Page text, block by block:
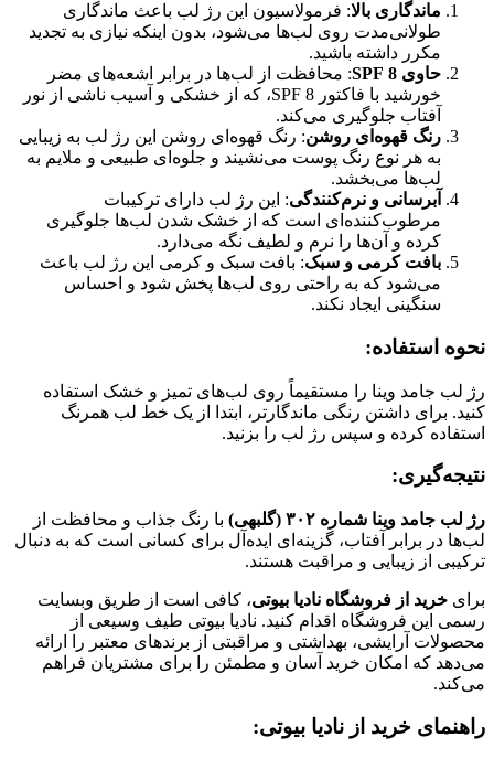
ماندگاری بالا: فرمولاسیون این رژ لب باعث ماندگاری
طولانی‌مدت روی لب‌ها می‌شود، بدون اینکه نیازی به تجدید
مکرر داشته باشید.
حاوی SPF 8
: محافظت از لب‌ها در برابر اشعه‌های مضر
خورشید با فاکتور SPF 8، که از خشکی و آسیب ناشی از نور
آفتاب جلوگیری می‌کند.
رنگ قهوه‌ای روشن: رنگ قهوه‌ای روشن این رژ لب به زیبایی
به هر نوع رنگ پوست می‌نشیند و جلوه‌ای طبیعی و ملایم به
لب‌ها می‌بخشد.
آبرسانی و نرم‌کنندگی: این رژ لب دارای ترکیبات
مرطوب‌کننده‌ای است که از خشک شدن لب‌ها جلوگیری
کرده و آن‌ها را نرم و لطیف نگه می‌دارد.
بافت کرمی و سبک: بافت سبک و کرمی این رژ لب باعث
می‌شود که به راحتی روی لب‌ها پخش شود و احساس
سنگینی ایجاد نکند.
نحوه استفاده:
رژ لب جامد وینا را مستقیماً روی لب‌های تمیز و خشک استفاده
کنید. برای داشتن رنگی ماندگارتر، ابتدا از یک خط لب همرنگ
استفاده کرده و سپس رژ لب را بزنید.
نتیجه‌گیری:
رژ لب جامد وینا شماره ۳۰۲ (گلبهی)
با رنگ جذاب و محافظت از
لب‌ها در برابر آفتاب، گزینه‌ای ایده‌آل برای کسانی است که به دنبال
ترکیبی از زیبایی و مراقبت هستند.
برای خرید از فروشگاه نادیا بیوتی، کافی است از طریق وبسایت
رسمی این فروشگاه اقدام کنید. نادیا بیوتی طیف وسیعی از
محصولات آرایشی، بهداشتی و مراقبتی از برندهای معتبر را ارائه
می‌دهد که امکان خرید آسان و مطمئن را برای مشتریان فراهم
می‌کند.
راهنمای خرید از نادیا بیوتی: